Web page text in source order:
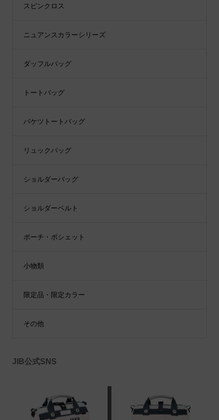
スピンクロス
ニュアンスカラーシリーズ
ダッフルバッグ
トートバッグ
バケツトートバッグ
リュックバッグ
ショルダーバッグ
ショルダーベルト
ポーチ・ポシェット
小物類
限定品・限定カラー
その他
JIB公式SNS